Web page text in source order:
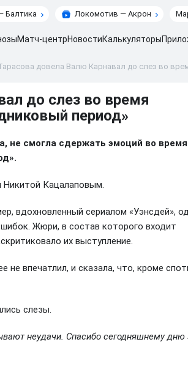
Балтика Локомотив — Акрон
Матч-центрНовостиКалькуляторы
довела Валю Карнавал до слез во
до слез во время
период»
не смогла сдержать эмоций во время
Никитой Кацалаповым.
вдохновленный сериалом «Уэнсдей»,
Жюри, в состав которого входит
их выступление.
не впечатлил, и сказала, что, кроме
слезы.
неудачи. Спасибо сегодняшнему дню